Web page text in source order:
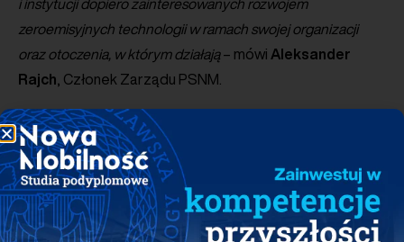
i instytucji dopiero zainteresowanych rozwojem
zeroemisyjnych technologii w ramach swojej organizacji
oraz otoczenia, w którym działają– mówi Aleksander
Rajch , Członek Zarządu PSNM.